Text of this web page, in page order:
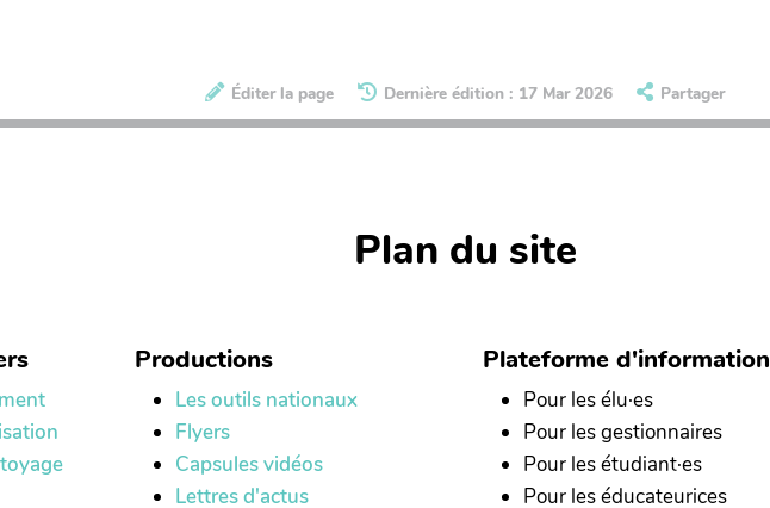
Éditer la page Dernière édition : 17 Mar 2026 Partager
Plan du site
Productions
Les outils nationaux
Flyers
Capsules vidéos
Lettres d'actus
Plateforme d'information
Pour les élu·es
Pour les gestionnaires
Pour les étudiant·es
Pour les éducateurices